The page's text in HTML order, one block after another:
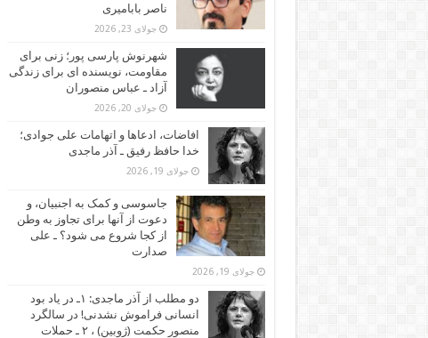
ناصر بابامیری
جولای 23, 2026
شهرنوش پارسی پور؛ زنی برای
مقاومت، نویسنده ای برای زندگی
آزاد ـ عباس منصوران
جولای 20, 2026
افاضات، ادعاها و اتهامات علی جوادی؛
خدا حافظ رفیق ـ آذر ماجدی
جولای 19, 2026
جاسوسی و کمک به اجنبیان، و
دعوت از آنها برای تجاوز به وطن
از کجا شروع می شود؟ ـ علی
صدارت
جولای 19, 2026
دو مطلب از آذر ماجدی: ۱ـ در یاد بود
انسانی فراموش نشدنی! در سالگرد
منصور حکمت (ژوبین) ، ۲ ـ حملات